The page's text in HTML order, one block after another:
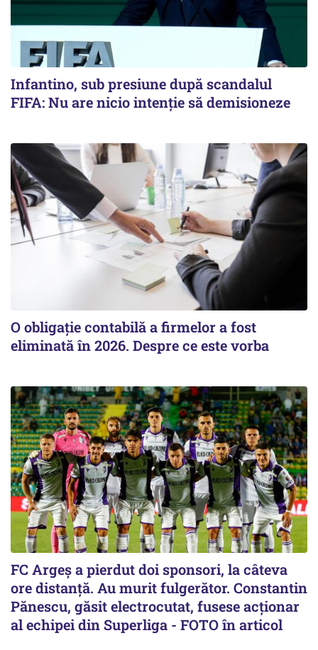
Infantino, sub presiune după scandalul
FIFA: Nu are nicio intenție să demisioneze
O obligație contabilă a firmelor a fost
eliminată în 2026. Despre ce este vorba
FC Argeș a pierdut doi sponsori, la câteva
ore distanță. Au murit fulgerător. Constantin
Pănescu, găsit electrocutat, fusese acționar
al echipei din Superliga - FOTO în articol